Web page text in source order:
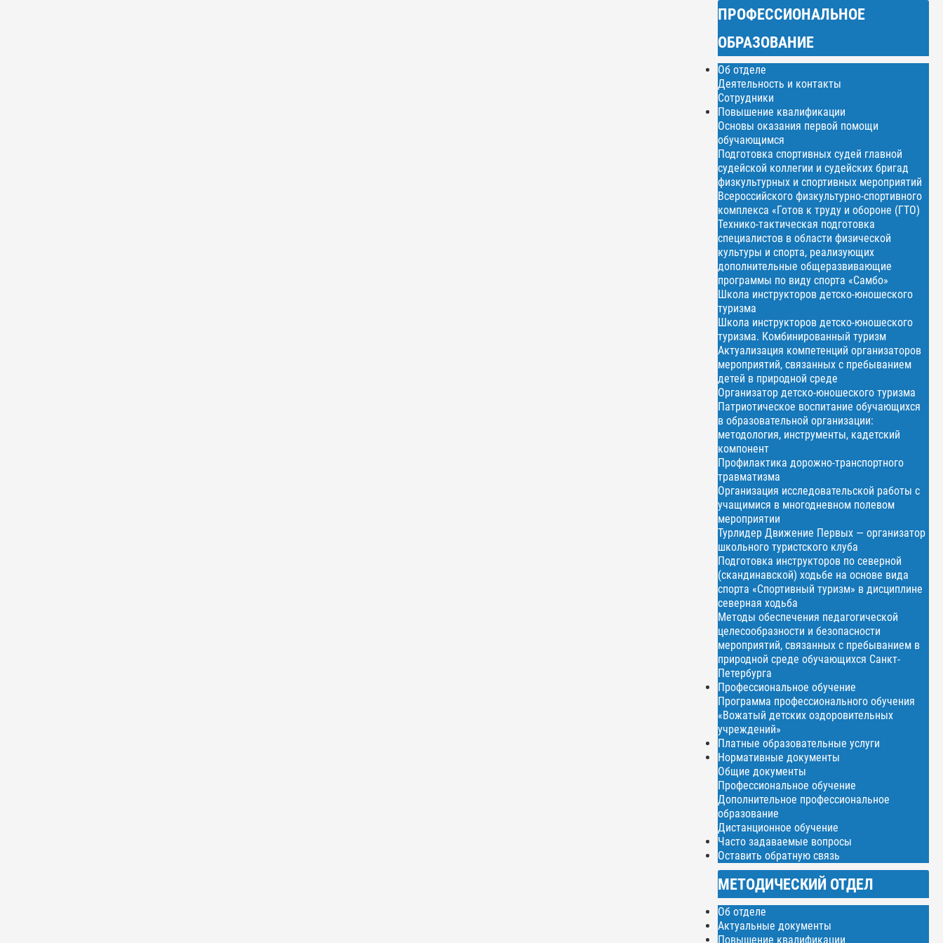
ПРОФЕССИОНАЛЬНОЕ
ОБРАЗОВАНИЕ
Об отделе
Деятельность и контакты
Сотрудники
Повышение квалификации
Основы оказания первой помощи
обучающимся
Подготовка спортивных судей главной
судейской коллегии и судейских бригад
физкультурных и спортивных мероприятий
Всероссийского физкультурно-спортивного
комплекса «Готов к труду и обороне (ГТО)
Технико-тактическая подготовка
специалистов в области физической
культуры и спорта, реализующих
дополнительные общеразвивающие
программы по виду спорта «Самбо»
Школа инструкторов детско-юношеского
туризма
Школа инструкторов детско-юношеского
туризма. Комбинированный туризм
Актуализация компетенций организаторов
мероприятий, связанных с пребыванием
детей в природной среде
Организатор детско-юношеского туризма
Патриотическое воспитание обучающихся
в образовательной организации:
методология, инструменты, кадетский
компонент
Профилактика дорожно-транспортного
травматизма
Организация исследовательской работы с
учащимися в многодневном полевом
мероприятии
Турлидер Движение Первых — организатор
школьного туристского клуба
Подготовка инструкторов по северной
(скандинавской) ходьбе на основе вида
спорта «Спортивный туризм» в дисциплине
северная ходьба
Методы обеспечения педагогической
целесообразности и безопасности
мероприятий, связанных с пребыванием в
природной среде обучающихся Санкт-
Петербурга
Профессиональное обучение
Программа профессионального обучения
«Вожатый детских оздоровительных
учреждений»
Платные образовательные услуги
Нормативные документы
Общие документы
Профессиональное обучение
Дополнительное профессиональное
образование
Дистанционное обучение
Часто задаваемые вопросы
Оставить обратную связь
МЕТОДИЧЕСКИЙ ОТДЕЛ
Об отделе
Актуальные документы
Повышение квалификации